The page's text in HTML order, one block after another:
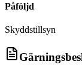
Påföljd
Skyddstillsyn